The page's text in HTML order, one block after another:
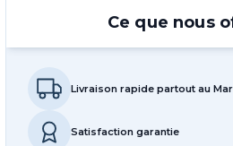
Ce que nous
Livraison rapide partout au
Satisfaction garantie